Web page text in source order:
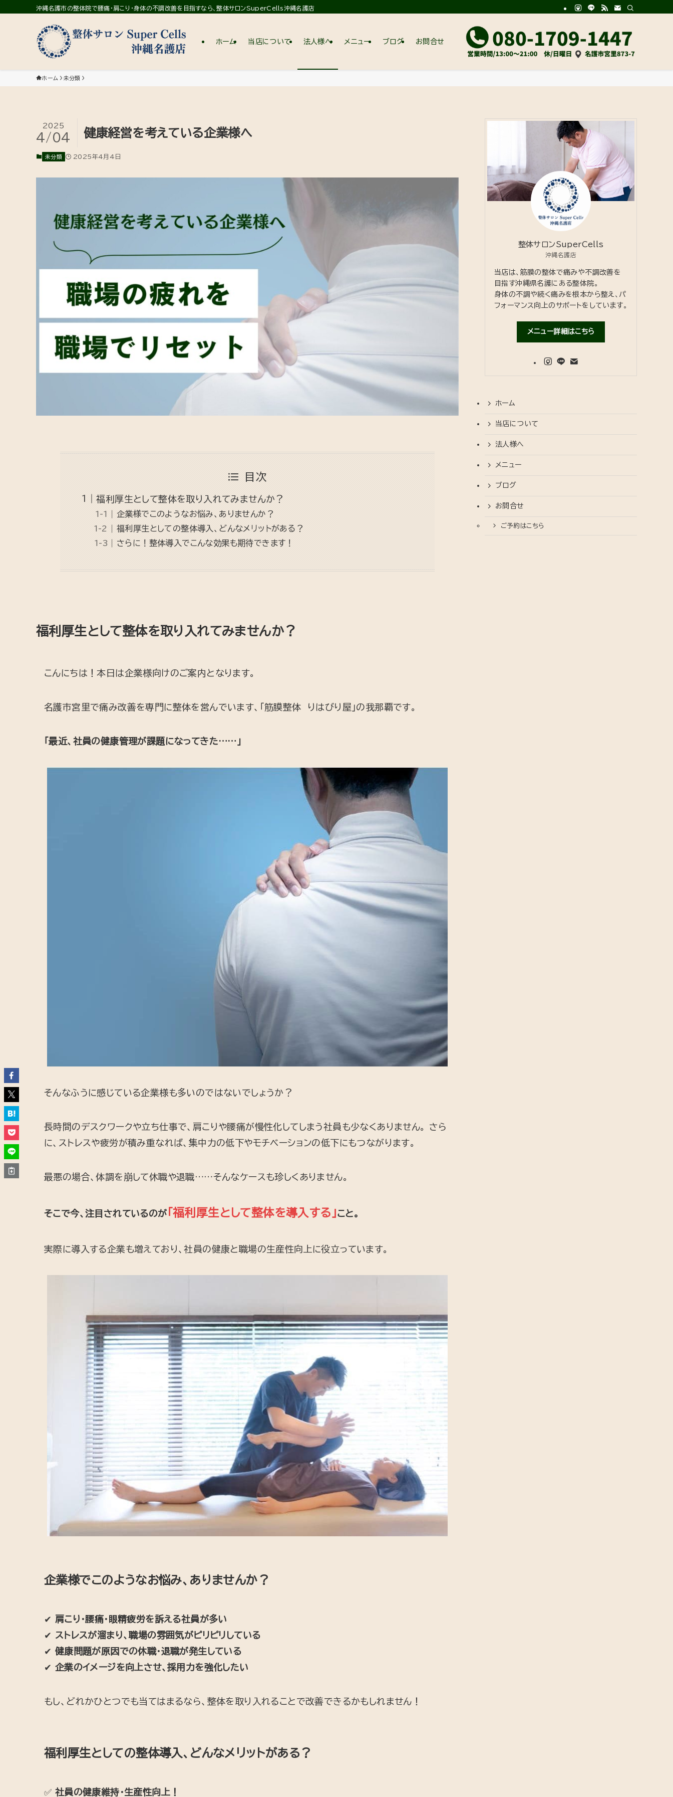
沖縄名護市の整体院で腰痛・肩こり・身体の不調改善を目指すなら、整体サロンSuperCells沖縄名護店
ホーム 当店について 法人様へ メニュー ブログ お問合せ
ホーム 未分類
健康経営を考えている企業様へ
2025
4/04
未分類 2025年4月4日
目次
福利厚生として整体を取り入れてみませんか？
企業様でこのようなお悩み、ありませんか？
福利厚生としての整体導入、どんなメリットがある？
さらに！整体導入でこんな効果も期待できます！
福利厚生として整体を取り入れてみませんか？
こんにちは！本日は企業様向けのご案内となります。
名護市宮里で痛み改善を専門に整体を営んでいます、「筋膜整体 りはびり屋」の我那覇です。
「最近、社員の健康管理が課題になってきた……」
そんなふうに感じている企業様も多いのではないでしょうか？
長時間のデスクワークや立ち仕事で、肩こりや腰痛が慢性化してしまう社員も少なくありません。 さら
に、ストレスや疲労が積み重なれば、集中力の低下やモチベーションの低下にもつながります。
最悪の場合、体調を崩して休職や退職……そんなケースも珍しくありません。
そこで今、注目されているのが「福利厚生として整体を導入する」こと。
実際に導入する企業も増えており、社員の健康と職場の生産性向上に役立っています。
企業様でこのようなお悩み、ありませんか？
✔ 肩こり・腰痛・眼精疲労を訴える社員が多い
✔
ストレスが溜まり、職場の雰囲気がピリピリしている
✔ 健康問題が原因での休職・退職が発生している
✔ 企業のイメージを向上させ、採用力を強化したい
もし、どれかひとつでも当てはまるなら、整体を取り入れることで改善できるかもしれません！
福利厚生としての整体導入、どんなメリットがある？
✅ 社員の健康維持・生産性向上！
整体サロンSuperCells
沖縄名護店
当店は、筋膜の整体で痛みや不調改善を
目指す沖縄県名護にある整体院。
身体の不調や続く痛みを根本から整え、パ
フォーマンス向上のサポートをしています。
メニュー詳細はこちら
ホーム
当店について
法人様へ
メニュー
ブログ
お問合せ
ご予約はこちら